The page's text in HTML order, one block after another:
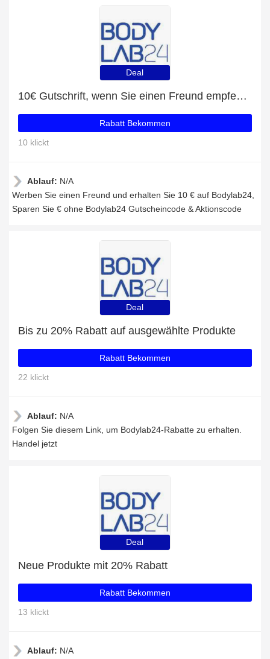
Deal
10€ Gutschrift, wenn Sie einen Freund empfehlen
Rabatt Bekommen
10 klickt
Ablauf: N/A
Werben Sie einen Freund und erhalten Sie 10 € auf Bodylab24,
Sparen Sie € ohne Bodylab24 Gutscheincode & Aktionscode
Deal
Bis zu 20% Rabatt auf ausgewählte Produkte
Rabatt Bekommen
22 klickt
Ablauf: N/A
Folgen Sie diesem Link, um Bodylab24-Rabatte zu erhalten.
Handel jetzt
Deal
Neue Produkte mit 20% Rabatt
Rabatt Bekommen
13 klickt
Ablauf: N/A